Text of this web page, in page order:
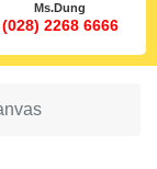
Ms.Dung
(028) 2268 6666